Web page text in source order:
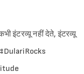
इंटरव्यू नहीं देते, इंटरव्यू